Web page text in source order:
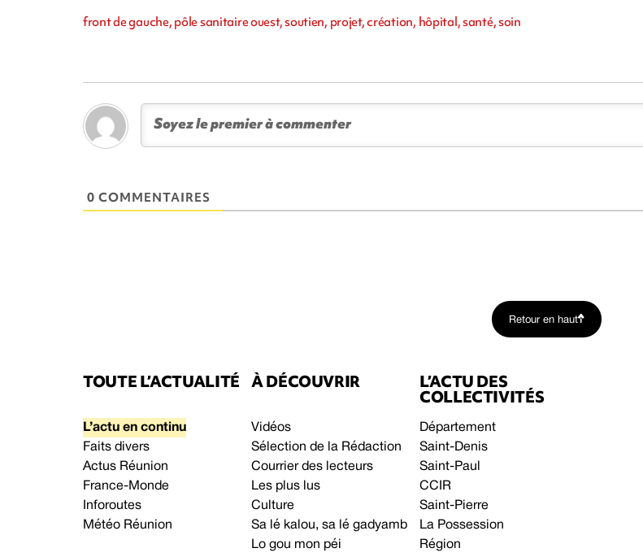
front de gauche, pôle sanitaire ouest, soutien, projet, création, hôpital, santé, soin
0 COMMENTAIRES
Retour en haut
TOUTE L’ACTUALITÉ
L’actu en continu
Faits divers
Actus Réunion
France-Monde
Inforoutes
Météo Réunion
À DÉCOUVRIR
Vidéos
Sélection de la Rédaction
Courrier des lecteurs
Les plus lus
Culture
Sa lé kalou, sa lé gadyamb
Lo gou mon péi
L’ACTU DES
COLLECTIVITÉS
Département
Saint-Denis
Saint-Paul
CCIR
Saint-Pierre
La Possession
Région